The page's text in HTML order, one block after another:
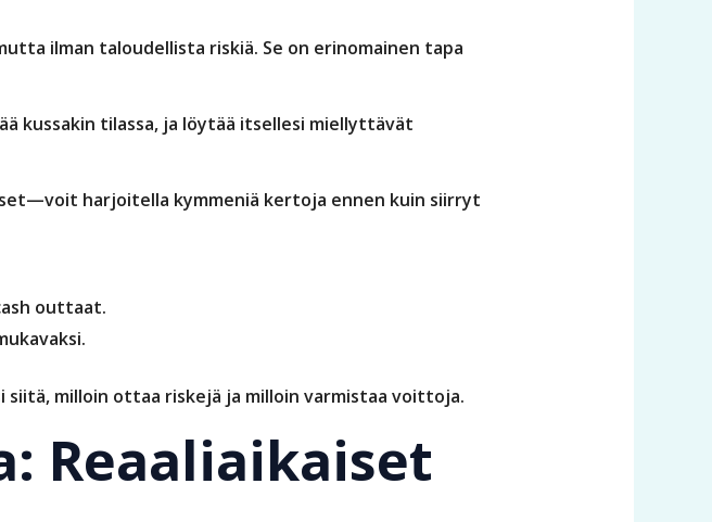
ilman taloudellista riskiä. Se on erinomainen tapa
kussakin tilassa, ja löytää itsellesi miellyttävät
harjoitella kymmeniä kertoja ennen kuin siirryt
outtaat.
milloin ottaa riskejä ja milloin varmistaa voittoja.
Reaaliaikaiset